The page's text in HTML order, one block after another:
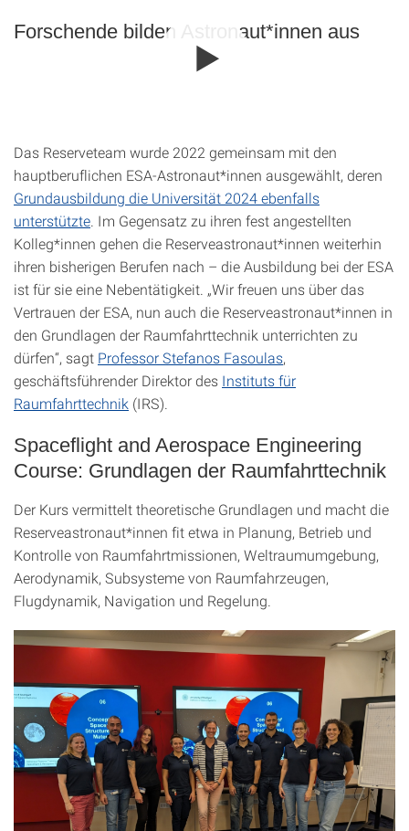
Forschende bilden Astronaut*innen aus
Das Reserveteam wurde 2022 gemeinsam mit den
hauptberuflichen ESA-Astronaut*innen ausgewählt, deren
Grundausbildung die Universität 2024 ebenfalls
unterstützte . Im Gegensatz zu ihren fest angestellten
Kolleg*innen gehen die Reserveastronaut*innen weiterhin
ihren bisherigen Berufen nach – die Ausbildung bei der ESA
ist für sie eine Nebentätigkeit. „Wir freuen uns über das
Vertrauen der ESA, nun auch die Reserveastronaut*innen in
den Grundlagen der Raumfahrttechnik unterrichten zu
dürfen“, sagt Professor Stefanos Fasoulas,
geschäftsführender Direktor des Instituts für
Raumfahrttechnik (IRS).
Spaceflight and Aerospace Engineering
Course: Grundlagen der Raumfahrttechnik
Der Kurs vermittelt theoretische Grundlagen und macht die
Reserveastronaut*innen fit etwa in Planung, Betrieb und
Kontrolle von Raumfahrtmissionen, Weltraumumgebung,
Aerodynamik, Subsysteme von Raumfahrzeugen,
Flugdynamik, Navigation und Regelung.